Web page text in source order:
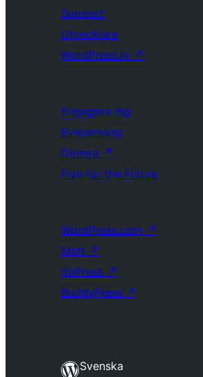
Support
Utvecklare
WordPress.tv ↗
Engagera dig
Evenemang
Donera ↗
Five for the Future
WordPress.com ↗
Matt ↗
bbPress ↗
BuddyPress ↗
Svenska